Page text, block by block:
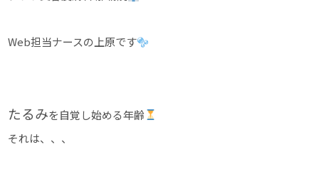
Web担当ナースの上原です
たるみを自覚し始める年齢
それは、、、